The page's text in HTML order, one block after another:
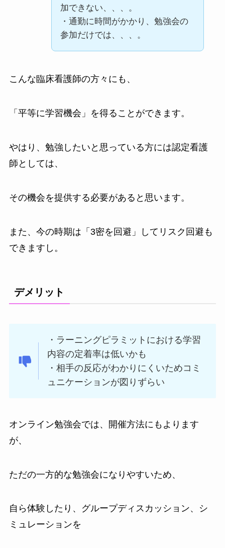
加できない、、、。
・通勤に時間がかかり、勉強会の
参加だけでは、、、。
こんな臨床看護師の方々にも、
「平等に学習機会」 を得ることができます。
やはり、勉強したいと思っている方には認定看護
師としては、
その機会を提供する必要があると思います。
また、今の時期は 「3密を回避」
してリスク回避も
できますし。
デメリット
・ラーニングピラミットにおける学習
内容の定着率は低いかも
・相手の反応がわかりにくいためコミ
ュニケーションが図りずらい
オンライン勉強会では、開催方法にもよります
が、
ただの一方的な勉強会になりやすいため、
自ら体験したり、グループディスカッション、シ
ミュレーションを